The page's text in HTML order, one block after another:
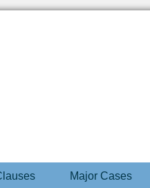
Major Cases